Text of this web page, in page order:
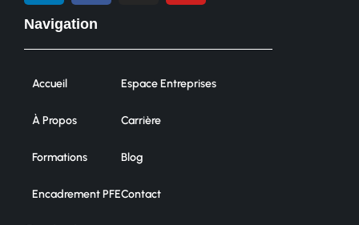
Navigation
Accueil
À Propos
Formations
Encadrement PFE
Espace Entreprises
Carrière
Blog
Contact